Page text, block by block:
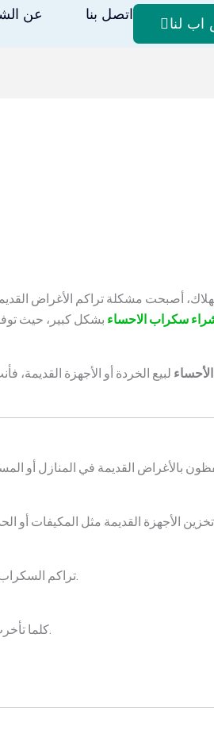
عن اتصل بنا
لنا
أصبحت مشكلة تراكم الأغراض
سكراب الاحساء بشكل كبير، حيث
الأحساء لبيع الخردة أو الأجهزة
استغلالها بشكل أفضل.
تراكم السكراب قد يسبب تجمع الغبار والحشرات، مما يؤثر سلبًا على صحة أفراد الأسرة.
كلما تأخرت في بيع السكراب، قلت قيمته، خاصة الأجهزة الكهربائية مثل المكيفات.